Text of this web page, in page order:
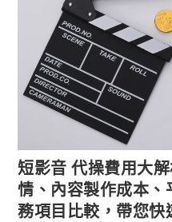
短影音 代操費用大
情、內容製作成本
務項目比較，帶您快